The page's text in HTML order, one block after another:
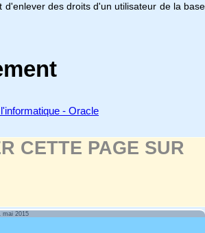
d'enlever des droits d'un utilisateur de la base
- Oracle
CETTE PAGE SUR
mai 2015